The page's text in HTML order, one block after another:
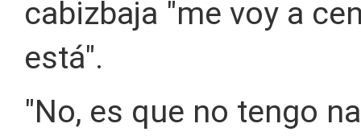
cabizbaja "me voy a
está".
"No, es que no tengo